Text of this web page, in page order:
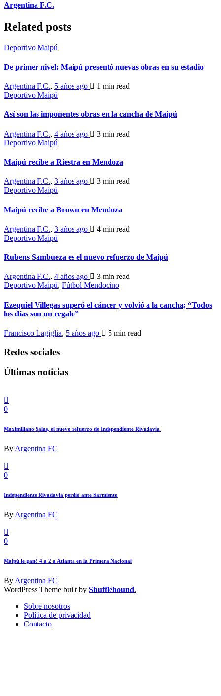
Argentina F.C.
Related posts
Deportivo Maipú
De primer nivel: Maipú presentó nuevas obras en su estadio
Argentina F.C., 5 años ago 1 min read
Deportivo Maipú
Así son las imponentes obras en la cancha de Maipú
Argentina F.C., 4 años ago 3 min read
Deportivo Maipú
Maipú recibe a Riestra en Mendoza
Argentina F.C., 3 años ago 3 min read
Deportivo Maipú
Maipú recibe a Brown en Mendoza
Argentina F.C., 3 años ago 4 min read
Deportivo Maipú
Rubens Sambueza es el nuevo refuerzo de Maipú
Argentina F.C., 4 años ago 3 min read
Deportivo Maipú, Fútbol Mendocino
Ezequiel Villegas superó el cáncer y volvió a la cancha; “Todos
los días son un regalo”
Francisco Lagiglia, 5 años ago 5 min read
Redes sociales
Últimas noticias
0
Maximiliano Salas, el nuevo refuerzo de Independiente Rivadavia
By Argentina FC
0
Independiente Rivadavia perdió ante Sarmiento
By Argentina FC
0
Maipú le ganó 4 a 2 a Atlanta en la Primera Nacional
By Argentina FC
WordPress Theme built by Shufflehound.
Sobre nosotros
Política de privacidad
Contacto